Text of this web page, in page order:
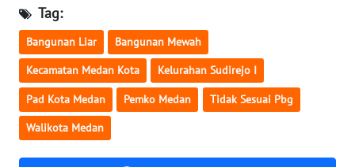
Tag:
Bangunan Liar Bangunan Mewah
Kecamatan Medan Kota Kelurahan Sudirejo I
Pad Kota Medan Pemko Medan Tidak Sesuai Pbg
Walikota Medan
WN
KALBAR
WN
KALTENG
WN